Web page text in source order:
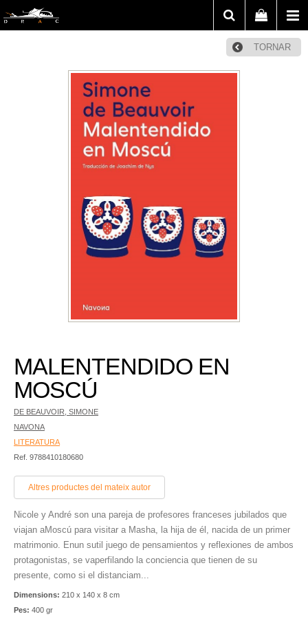
TORNAR
MALENTENDIDO EN
MOSCÚ
DE BEAUVOIR, SIMONE
NAVONA
LITERATURA
Ref. 9788410180680
Altres productes del mateix autor
Nicole y André son una pareja de profesores franceses jubilados que
viajan aMoscú para visitar a Masha, la hija de él, nacida de un primer
matrimonio. Enun sutil juego de pensamientos y reflexiones de ambos
protagonistas, se vaperfilando la conciencia que tienen de su
presente, como si el distanciam...
Dimensions: 210 x 140 x 8 cm
Pes: 400 gr